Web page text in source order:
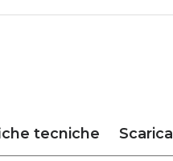
tecniche